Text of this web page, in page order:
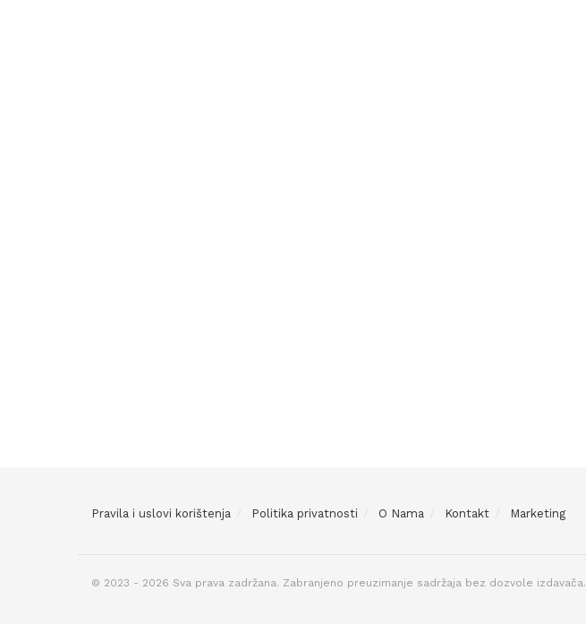
Pravila i uslovi korištenja Politika privatnosti O Nama Kontakt Marketing
© 2023 - 2026 Sva prava zadržana. Zabranjeno preuzimanje sadržaja bez dozvole izdavača.